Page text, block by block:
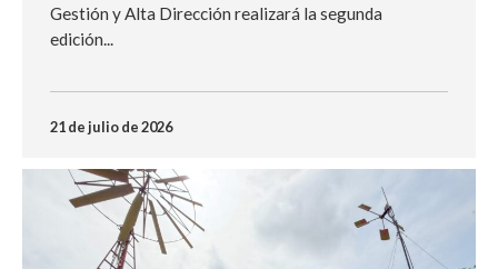
Gestión y Alta Dirección realizará la segunda
edición...
21 de julio de 2026
NOTICIA